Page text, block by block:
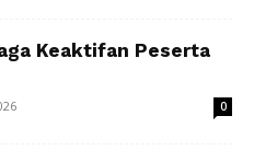
Keaktifan Peserta
0